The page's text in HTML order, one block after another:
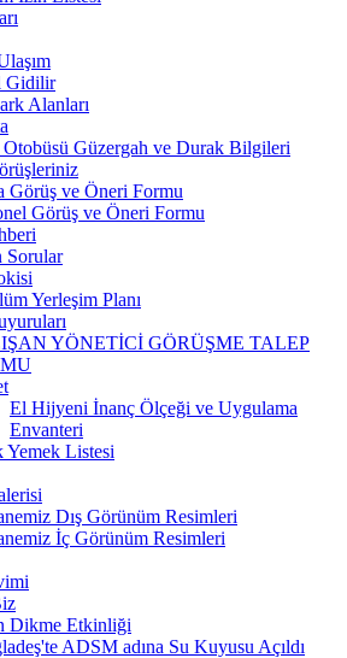
Gidilir
Alanları
Güzergah ve Durak Bilgileri
Görüş ve Öneri Formu
Görüş ve Öneri Formu
Sorular
Yerleşim Planı
YÖNETİCİ GÖRÜŞME TALEP
El Hijyeni İnanç Ölçeği ve Uygulama
Envanteri
Yemek Listesi
Dış Görünüm Resimleri
İç Görünüm Resimleri
Dikme Etkinliği
ADSM adına Su Kuyusu Açıldı